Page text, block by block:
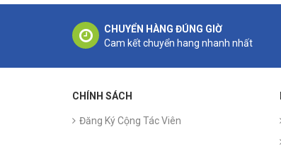
CHUYỂN HÀNG ĐÚNG GIỜ
Cam kết chuyển hang nhanh nhất
CHÍNH SÁCH
Đăng Ký Cộng Tác Viên